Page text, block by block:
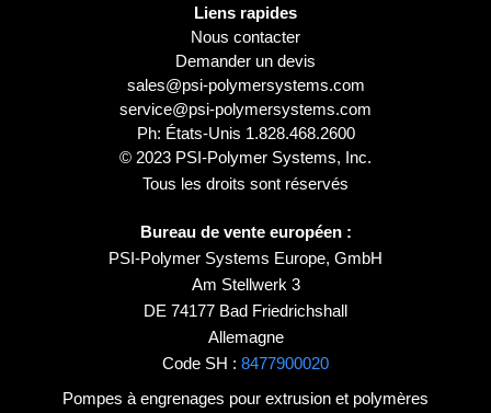
Liens rapides
Nous contacter
Demander un devis
sales@psi-polymersystems.com
service@psi-polymersystems.com
Ph: États-Unis 1.828.468.2600
© 2023 PSI-Polymer Systems, Inc.
Tous les droits sont réservés
Bureau de vente européen :
PSI-Polymer Systems Europe, GmbH
Am Stellwerk 3
DE 74177 Bad Friedrichshall
Allemagne
Code SH : 8477900020
Pompes à engrenages pour extrusion et polymères